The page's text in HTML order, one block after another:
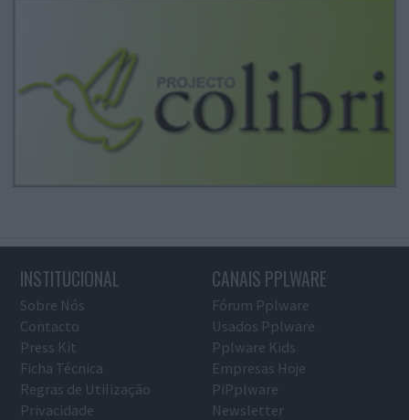
INSTITUCIONAL
Sobre Nós
Contacto
Press Kit
Ficha Técnica
Regras de Utilização
Privacidade
CANAIS PPLWARE
Fórum Pplware
Usados Pplware
Pplware Kids
Empresas Hoje
PiPplware
Newsletter